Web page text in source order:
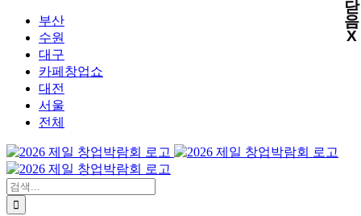
부산
수원
대구
카페창업쇼
대전
서울
전체
검
색:
X
X
X
X
닫
음
X